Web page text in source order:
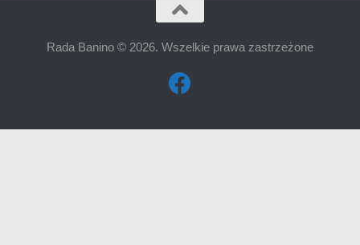
Rada Banino © 2026. Wszelkie prawa zastrzeżone